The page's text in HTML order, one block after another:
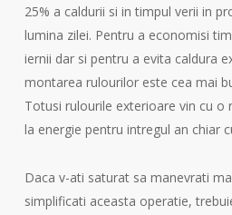
25% a caldurii si in timpul verii in
lumina zilei. Pentru a economisi
iernii dar si pentru a evita caldura
montarea rulourilor este cea mai
Totusi rulourile exterioare vin cu o
la energie pentru intregul an chiar
Daca v-ati saturat sa manevrati
simplificati aceasta operatie,